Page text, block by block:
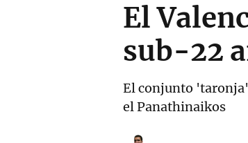
El
sub-22
El conjunto
el Panathinaikos